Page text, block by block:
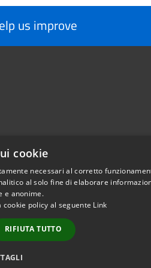
us improve
© 2026 • Comune Monte
cookie
necessari al corretto
al solo fine di elaborare
e anonime.
policy al seguente Link
RIFIUTA TUTTO